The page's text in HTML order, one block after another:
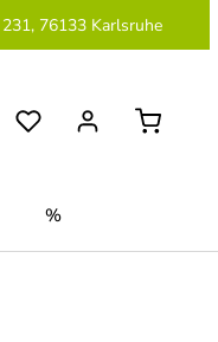
76133 Karlsruhe
%